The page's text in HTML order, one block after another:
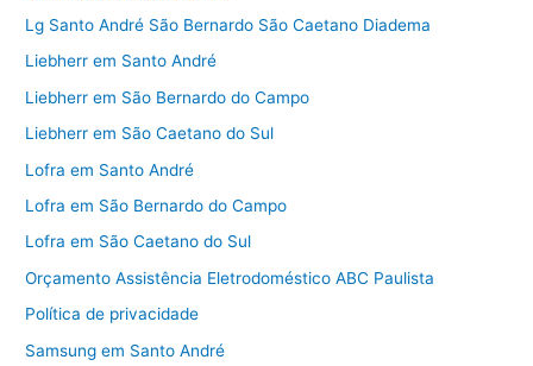
Lg Santo André São Bernardo São Caetano Diadema
Liebherr em Santo André
Liebherr em São Bernardo do Campo
Liebherr em São Caetano do Sul
Lofra em Santo André
Lofra em São Bernardo do Campo
Lofra em São Caetano do Sul
Orçamento Assistência Eletrodoméstico ABC Paulista
Política de privacidade
Samsung em Santo André